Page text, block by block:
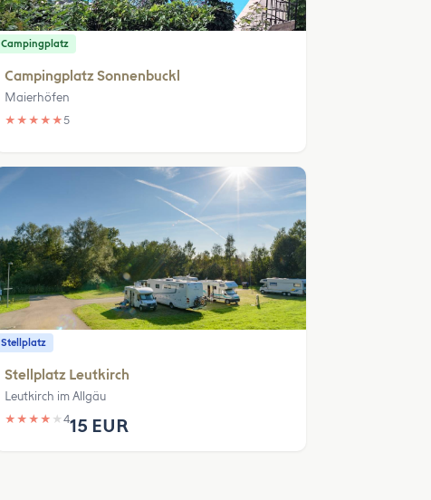
Campingplatz
Campingplatz Sonnenbuckl
Maierhöfen
★ ★ ★ ★ ★5
Stellplatz
Stellplatz Leutkirch
Leutkirch im Allgäu
★ ★ ★ ★ ★ 415 EUR